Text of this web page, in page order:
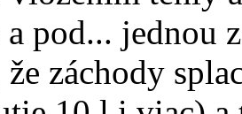
pod... jednou
záchody